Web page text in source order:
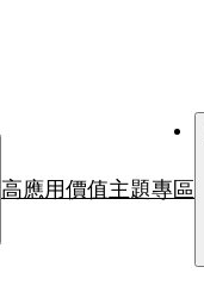
高應用價值主題專區